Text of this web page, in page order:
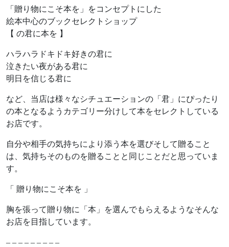
「贈り物にこそ本を」をコンセプトにした
絵本中心のブックセレクトショップ
【 の君に本を 】
ハラハラドキドキ好きの君に
泣きたい夜がある君に
明日を信じる君に
など、当店は様々なシチュエーションの「君」にぴったり
の本となるようカテゴリー分けして本をセレクトしている
お店です。
自分や相手の気持ちにより添う本を選びそして贈ること
は、気持ちそのものを贈ることと同じことだと思っていま
す。
「 贈り物にこそ本を 」
胸を張って贈り物に「本」を選んでもらえるようなそんな
お店を目指しています。
– – – – – – – – –